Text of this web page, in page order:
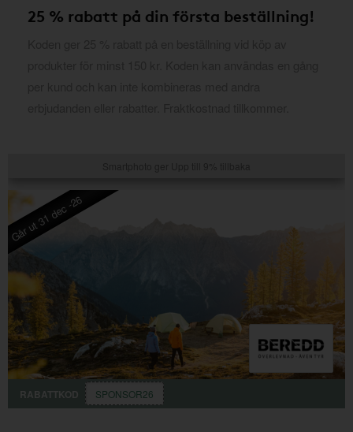
25 % rabatt på din första beställning!
Går ut 31 dec -26
RABATTKOD SPONSOR26